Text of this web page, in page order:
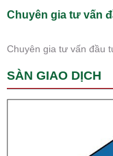
Chuyên gia tư vấn
Chuyên gia tư vấn đầu
SÀN GIAO DỊCH